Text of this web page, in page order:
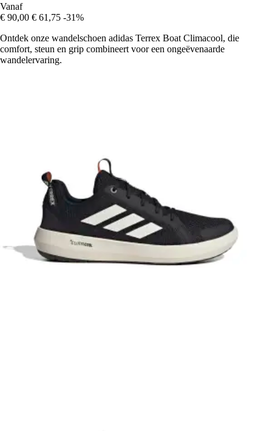
Vanaf
€ 90,00 € 61,75 -31%
Ontdek onze wandelschoen adidas Terrex Boat Climacool, die
comfort, steun en grip combineert voor een ongeëvenaarde
wandelervaring.